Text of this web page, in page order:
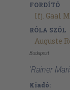
FORDÍTÓ
Ifj. Gaal
RÓLA SZÓL
Auguste
Budapest
'Rainer
Kiadó: